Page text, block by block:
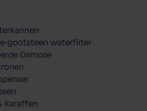
gootsteen waterfilter
Osmose
Karaffen